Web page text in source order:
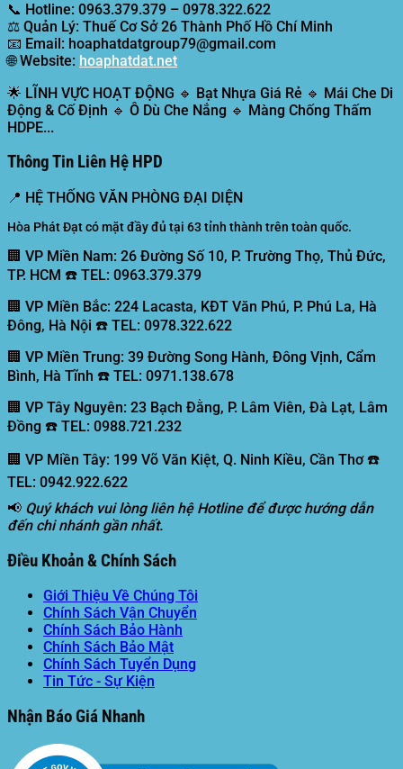
📞 Hotline: 0963.379.379 – 0978.322.622
⚖️ Quản Lý: Thuế Cơ Sở 26 Thành Phố Hồ Chí Minh
📧 Email: hoaphatdatgroup79@gmail.com
🌐Website: hoaphatdat.net
🌟 LĨNH VỰC HOẠT ĐỘNG 🔹 Bạt Nhựa Giá Rẻ 🔹 Mái Che Di
Động & Cố Định 🔹 Ô Dù Che Nắng 🔹 Màng Chống Thấm
HDPE...
Thông Tin Liên Hệ HPD
📍 HỆ THỐNG VĂN PHÒNG ĐẠI DIỆN
Hòa Phát Đạt có mặt đầy đủ tại 63 tỉnh thành trên toàn quốc.
🏢 VP Miền Nam: 26 Đường Số 10, P. Trường Thọ, Thủ Đức,
TP. HCM ☎️ TEL: 0963.379.379
🏢 VP Miền Bắc: 224 Lacasta, KĐT Văn Phú, P. Phú La, Hà
Đông, Hà Nội ☎️ TEL: 0978.322.622
🏢 VP Miền Trung: 39 Đường Song Hành, Đông Vịnh, Cẩm
Bình, Hà Tĩnh ☎️ TEL: 0971.138.678
🏢 VP Tây Nguyên: 23 Bạch Đằng, P. Lâm Viên, Đà Lạt, Lâm
Đồng ☎️ TEL: 0988.721.232
🏢 VP Miền Tây: 199 Võ Văn Kiệt, Q. Ninh Kiều, Cần Thơ ☎️
TEL: 0942.922.622
📢 Quý khách vui lòng liên hệ Hotline để được hướng dẫn
đến chi nhánh gần nhất.
Điều Khoản & Chính Sách
Giới Thiệu Về Chúng Tôi
Chính Sách Vận Chuyển
Chính Sách Bảo Hành
Chính Sách Bảo Mật
Chính Sách Tuyển Dụng
Tin Tức - Sự Kiện
Nhận Báo Giá Nhanh